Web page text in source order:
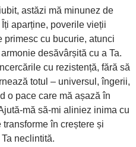
astăzi mă minunez de
aparține, poverile vieții
cu bucurie, atunci
desăvârșită cu a Ta.
cu rezistență, fără să
totul – universul, îngerii,
o pace care mă așază în
mă să-mi aliniez inima cu
în creștere și
neclintită.